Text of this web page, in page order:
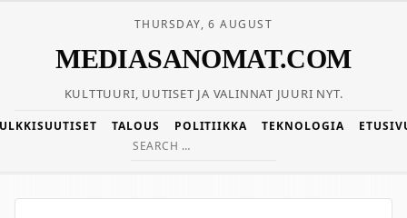
THURSDAY, 6 AUGUST
MEDIASANOMAT.COM
KULTTUURI, UUTISET JA VALINNAT JUURI NYT.
TALOUS POLITIIKKA TEKNOLOGIA
Search